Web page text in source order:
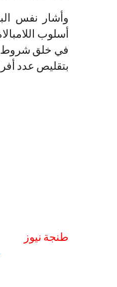
وأشار نفس
أسلوب
في خلق شروط
بتقليص عدد
طنجة نيوز